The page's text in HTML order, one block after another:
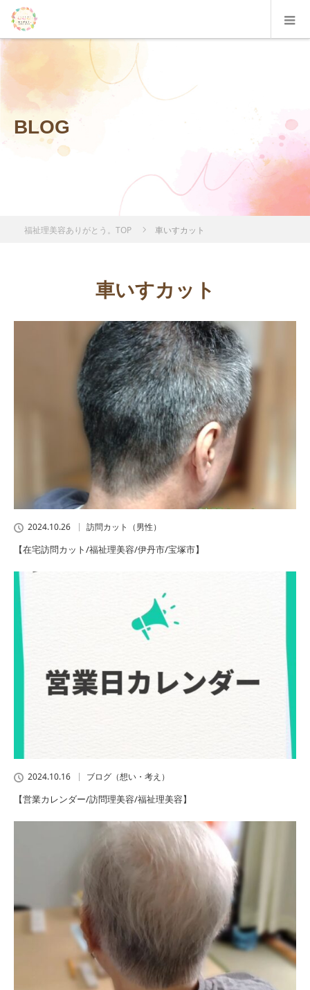
BLOG
福祉理美容ありがとう。TOP 車いすカット
車いすカット
2024.10.26 訪問カット（男性）
【在宅訪問カット/福祉理美容/伊丹市/宝塚市】
2024.10.16 ブログ（想い・考え）
【営業カレンダー/訪問理美容/福祉理美容】